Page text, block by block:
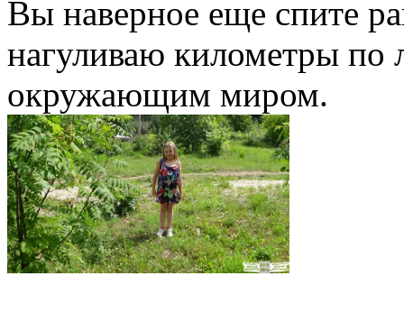
Вы наверное еще спите
нагуливаю километры по
окружающим миром.